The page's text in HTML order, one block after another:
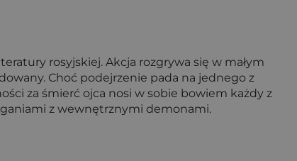
rosyjskiej. Akcja rozgrywa się w małym
Choć podejrzenie pada na jednego z
za śmierć ojca nosi w sobie bowiem każdy z
z wewnętrznymi demonami.